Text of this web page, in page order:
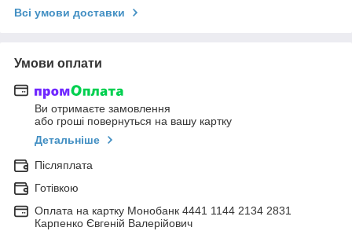
Всі умови доставки
Умови оплати
Ви отримаєте замовлення
або гроші повернуться на вашу картку
Детальніше
Післяплата
Готівкою
Оплата на картку Монобанк 4441 1144 2134 2831
Карпенко Євгеній Валерійович